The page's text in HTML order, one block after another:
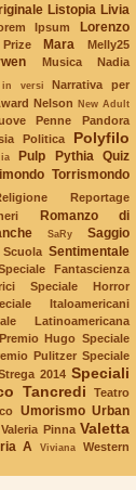
Listopia Livia
Ipsum
Lorenzo
Mara
Melly25
Musica Nadia
in versi
Narrativa per
Nelson New Adult
Penne Pandora
Politica Polyfilo
Pulp Pythia Quiz
Torrismondo
Reportage
Romanzo di
SaRy Saggio
Scuola Sentimentale
Fantascienza
Speciale Horror
Italoamericani
Latinoamericana
Hugo Speciale
Pulitzer Speciale
2014 Speciali
Tancredi
Teatro
Umorismo Urban
Valeria Pinna Valetta
A Viviana Western